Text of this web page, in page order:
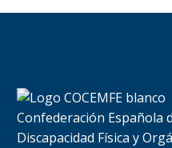
Confederación Española
Discapacidad Física y